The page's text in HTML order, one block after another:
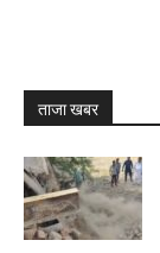
ताजा खबर